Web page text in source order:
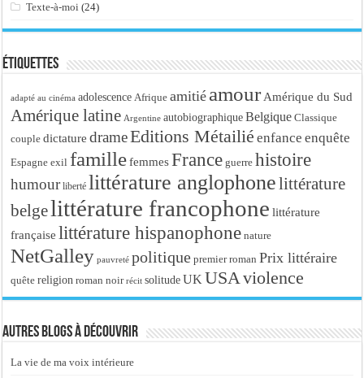
Texte-à-moi (24)
Étiquettes
adapté au cinéma adolescence Afrique amitié amour Amérique du Sud
Amérique latine Argentine autobiographique Belgique Classique
couple dictature drameEditions Métailié enfance enquête
Espagne exil famille femmes France guerre histoire
humour liberté littérature anglophonelittérature
belgelittérature francophone littérature
française littérature hispanophone nature
NetGalley pauvreté politique premier roman Prix littéraire
quête religion roman noir récit solitude UK USAviolence
Autres blogs à découvrir
La vie de ma voix intérieure